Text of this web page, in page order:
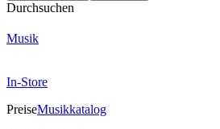
Durchsuchen
Musik
In-Store
PreiseMusikkatalog